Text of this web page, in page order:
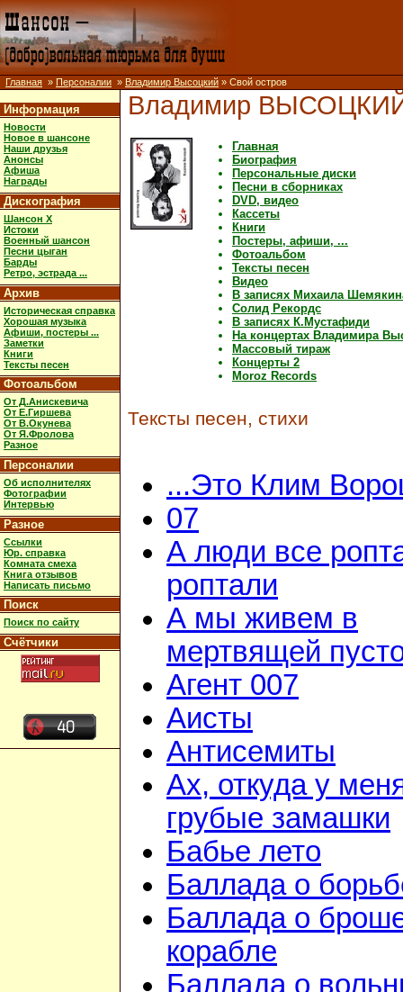
Главная » Персоналии » Владимир Высоцкий » Свой остров
Информация
Новости
Новое в шансоне
Наши друзья
Анонсы
Афиша
Награды
Дискография
Шансон X
Истоки
Военный шансон
Песни цыган
Барды
Ретро, эстрада ...
Архив
Историческая справка
Хорошая музыка
Афиши, постеры ...
Заметки
Книги
Тексты песен
Фотоальбом
От Д.Анискевича
От Е.Гиршева
От В.Окунева
От Я.Фролова
Разное
Персоналии
Об исполнителях
Фотографии
Интервью
Разное
Ссылки
Юр. справка
Комната смеха
Книга отзывов
Написать письмо
Поиск
Поиск по сайту
Счётчики
Владимир
Главная
Биография
Персональные диски
Песни в сборниках
DVD, видео
Кассеты
Книги
Постеры, афиши, ...
Фотоальбом
Тексты песен
Видео
В записях Михаила
Солид Рекордс
В записях К.Мустафиди
На концертах Владимира
Массовый тираж
Концерты 2
Moroz Records
Тексты песен, стихи
...Это Клим
07
А люди все
роптали
А мы живем в
мертвящей
Агент 007
Аисты
Антисемиты
Ах, откуда у
грубые замашки
Бабье лето
Баллада о
Баллада о
корабле
Баллада о